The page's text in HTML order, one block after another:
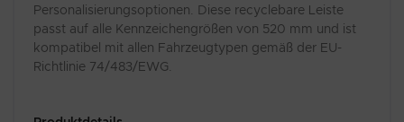
Personalisierungsoptionen. Diese recyclebare Leiste
passt auf alle Kennzeichengrößen von 520 mm und ist
kompatibel mit allen Fahrzeugtypen gemäß der EU-
Richtlinie 74/483/EWG.